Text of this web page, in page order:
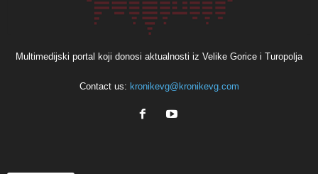
Multimedijski portal koji donosi aktualnosti iz Velike Gorice i Turopolja
Contact us: kronikevg@kronikevg.com